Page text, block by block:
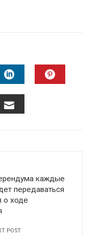
LINKEDIN
каждые
передаваться
о ходе
POST